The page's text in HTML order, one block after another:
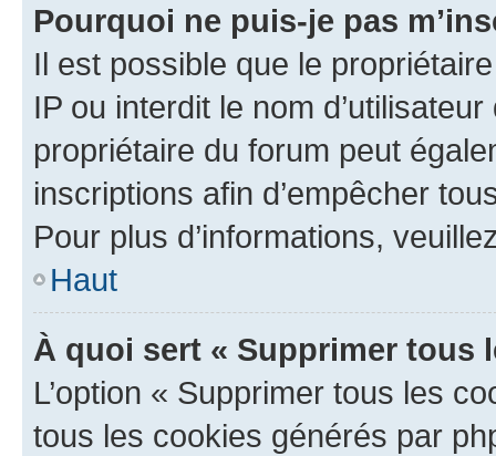
Pourquoi ne puis-je pas
Il est possible que le
IP ou interdit le nom
propriétaire du forum peut
inscriptions afin d’empêcher
Pour plus d’informations,
Haut
À quoi sert « Supprimer tous
L’option « Supprimer tous les
tous les cookies générés par